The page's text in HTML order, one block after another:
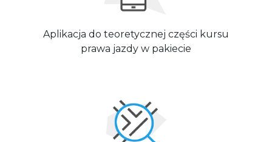
Aplikacja do teoretycznej części kursu
prawa jazdy w pakiecie